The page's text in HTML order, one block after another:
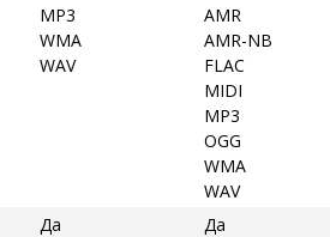
MP3
WMA
WAV
AMR
AMR-NB
FLAC
MIDI
MP3
OGG
WMA
WAV
Да
Да